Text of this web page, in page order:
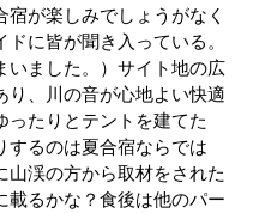
が楽しみでしょうがなく
に皆が聞き入っている。
いました。）サイト地の広
り、川の音が心地よい快適
ったりとテントを建てた
するのは夏合宿ならでは
山渓の方から取材をされた
載るかな？食後は他のパー